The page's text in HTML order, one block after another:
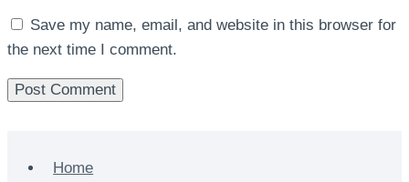
Save my name, email, and website in this browser for
the next time I comment.
Home